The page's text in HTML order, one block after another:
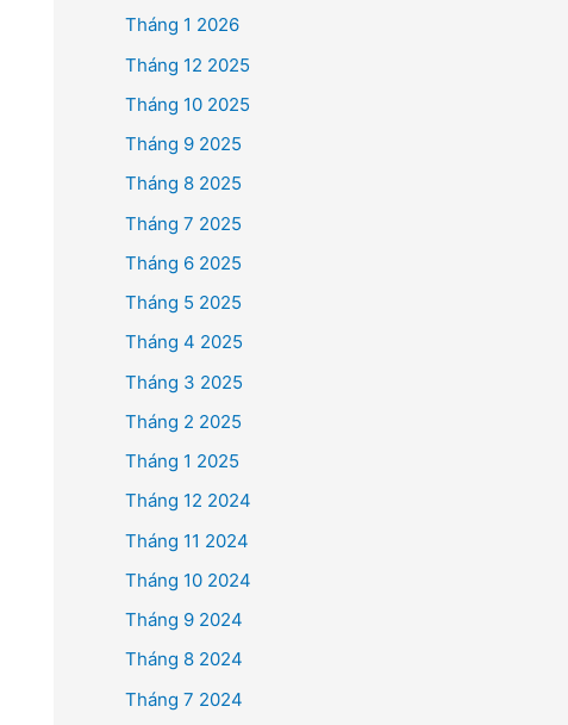
Tháng 1 2026
Tháng 12 2025
Tháng 10 2025
Tháng 9 2025
Tháng 8 2025
Tháng 7 2025
Tháng 6 2025
Tháng 5 2025
Tháng 4 2025
Tháng 3 2025
Tháng 2 2025
Tháng 1 2025
Tháng 12 2024
Tháng 11 2024
Tháng 10 2024
Tháng 9 2024
Tháng 8 2024
Tháng 7 2024